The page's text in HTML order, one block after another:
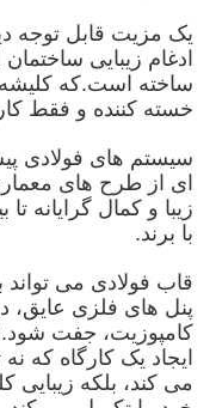
خانه
محصولات
فیلم های
یک مزیت قابل توجه
ادغام زیبایی
ساخته است.که
خسته کننده و فقط
سیستم های فولادی
ای از طرح های
زیبا و کمال گرایانه
با برند.
قاب فولادی می
پنل های فلزی عایق،
کامپوزیت، جفت
ایجاد یک کارگاه که
می کند، بلکه